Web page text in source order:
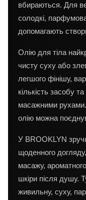
вбираються. Для
солодкі,
допомагають
Олію для тіла
чисту суху або
легшого фінішу,
кількість засобу
масажними
олію можна
У BROOKLYN
щоденного
масажу,
шкіри після душу.
живильну, суху,